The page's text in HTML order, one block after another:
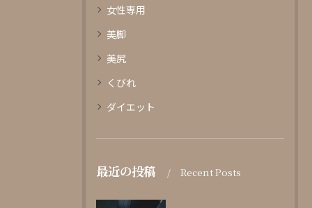
女性専用
美脚
美尻
くびれ
ダイエット
最近の投稿 Recent Posts